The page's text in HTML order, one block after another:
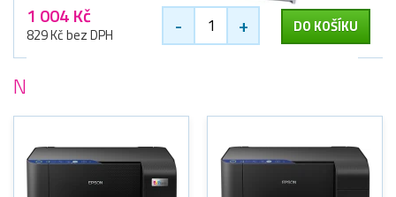
1 004 Kč
829 Kč bez DPH - + DO KOŠÍKU
Nejoblíbenější